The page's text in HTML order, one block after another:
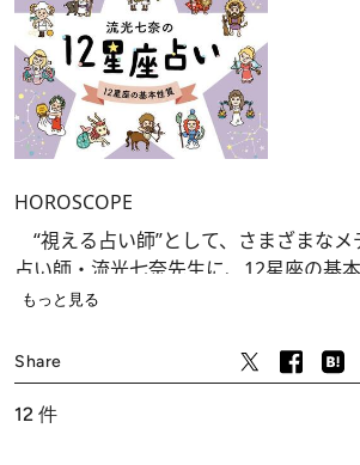
HOROSCOPE
“視える占い師”として、さまざまな
占い師・流光七奈先生に、12星座の基
らいました。
あなたの星座はどんなタイプ？ 向い
わかるので、ぜひ参考に。
もっと見る
Share
12 件